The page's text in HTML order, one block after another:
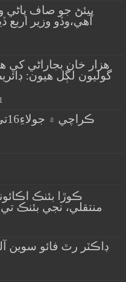
پيئڻ جو صاف پاڻي
آهي،وڏو وزير
گوليون لڳل هيون:
1
ڪوڙا بئنڪ
منتقلي، نجي بئنڪ تي 24ڪروڙ رپيا ڏنڊ
ڊاڪٽر رٿ فائو سوين